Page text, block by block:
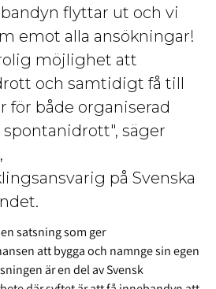
flyttar ut och vi
emot alla ansökningar!
möjlighet att
och samtidigt få till
för både organiserad
säger
på Svenska
satsning som ger
att bygga och namnge sin egen
är en del av Svensk